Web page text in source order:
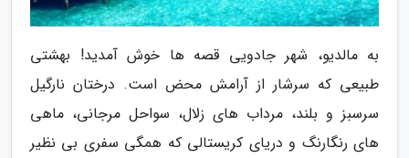
به مالدیو، شهر جادویی قصه ها خوش آمدید! بهشتی
طبیعی که سرشار از آرامش محض است. درختان نارگیل
سرسبز و بلند، مرداب های زلال، سواحل مرجانی، ماهی
های رنگارنگ و دریای کریستالی که همگی سفری بی نظیر